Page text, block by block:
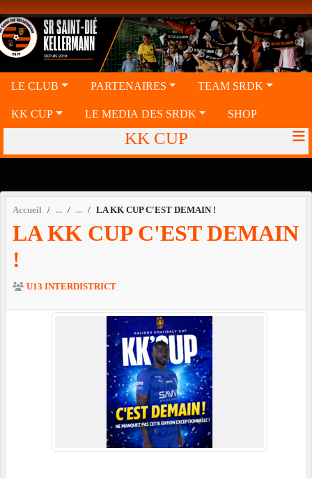
LE CLUB PARTENAIRES TEAM SRDK
KK CUP LE MEDIA DES SRDK SHOP
KK CUP
Accueil LA KK CUP C'EST DEMAIN !
LA KK CUP C'EST DEMAIN
!
U13 INTERDISTRICT